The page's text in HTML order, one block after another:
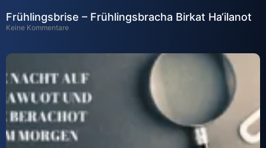
Frühlingsbrise – Frühlingsbracha Birkat Ha‘ilanot
Keine Kommentare